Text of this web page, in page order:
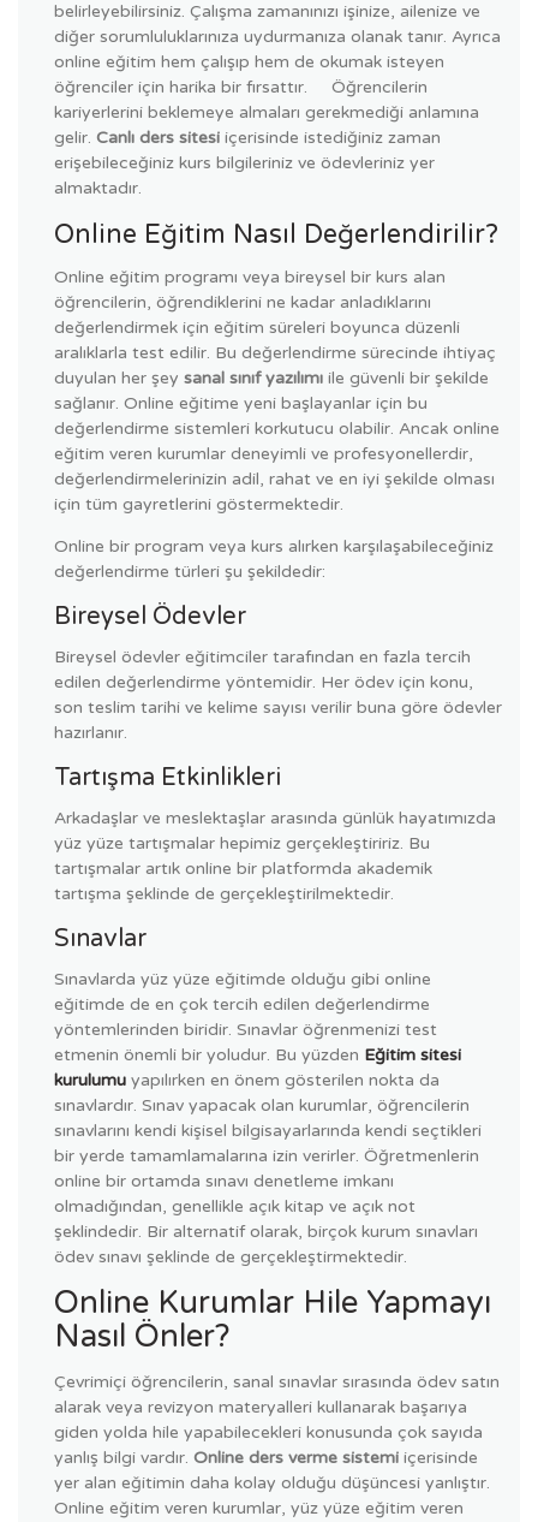
belirleyebilirsiniz. Çalışma zamanınızı işinize, ailenize ve
diğer sorumluluklarınıza uydurmanıza olanak tanır. Ayrıca
online eğitim hem çalışıp hem de okumak isteyen
öğrenciler için harika bir fırsattır. Öğrencilerin
kariyerlerini beklemeye almaları gerekmediği anlamına
gelir. Canlı ders sitesi içerisinde istediğiniz zaman
erişebileceğiniz kurs bilgileriniz ve ödevleriniz yer
almaktadır.
Online Eğitim Nasıl Değerlendirilir?
Online eğitim programı veya bireysel bir kurs alan
öğrencilerin, öğrendiklerini ne kadar anladıklarını
değerlendirmek için eğitim süreleri boyunca düzenli
aralıklarla test edilir. Bu değerlendirme sürecinde ihtiyaç
duyulan her şey sanal sınıf yazılımı ile güvenli bir şekilde
sağlanır. Online eğitime yeni başlayanlar için bu
değerlendirme sistemleri korkutucu olabilir. Ancak online
eğitim veren kurumlar deneyimli ve profesyonellerdir,
değerlendirmelerinizin adil, rahat ve en iyi şekilde olması
için tüm gayretlerini göstermektedir.
Online bir program veya kurs alırken karşılaşabileceğiniz
değerlendirme türleri şu şekildedir:
Bireysel Ödevler
Bireysel ödevler eğitimciler tarafından en fazla tercih
edilen değerlendirme yöntemidir. Her ödev için konu,
son teslim tarihi ve kelime sayısı verilir buna göre ödevler
hazırlanır.
Tartışma Etkinlikleri
Arkadaşlar ve meslektaşlar arasında günlük hayatımızda
yüz yüze tartışmalar hepimiz gerçekleştiririz. Bu
tartışmalar artık online bir platformda akademik
tartışma şeklinde de gerçekleştirilmektedir.
Sınavlar
Sınavlarda yüz yüze eğitimde olduğu gibi online
eğitimde de en çok tercih edilen değerlendirme
yöntemlerinden biridir. Sınavlar öğrenmenizi test
etmenin önemli bir yoludur. Bu yüzden Eğitim sitesi
kurulumu yapılırken en önem gösterilen nokta da
sınavlardır. Sınav yapacak olan kurumlar, öğrencilerin
sınavlarını kendi kişisel bilgisayarlarında kendi seçtikleri
bir yerde tamamlamalarına izin verirler. Öğretmenlerin
online bir ortamda sınavı denetleme imkanı
olmadığından, genellikle açık kitap ve açık not
şeklindedir. Bir alternatif olarak, birçok kurum sınavları
ödev sınavı şeklinde de gerçekleştirmektedir.
Online Kurumlar Hile Yapmayı
Nasıl Önler?
Çevrimiçi öğrencilerin, sanal sınavlar sırasında ödev satın
alarak veya revizyon materyalleri kullanarak başarıya
giden yolda hile yapabilecekleri konusunda çok sayıda
yanlış bilgi vardır. Online ders verme sistemi içerisinde
yer alan eğitimin daha kolay olduğu düşüncesi yanlıştır.
Online eğitim veren kurumlar, yüz yüze eğitim veren